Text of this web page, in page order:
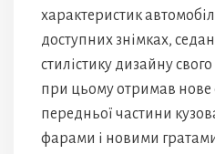
характеристик
доступних знімках,
стилістику дизайну
при цьому отримав
передньої частини
фарами і новими